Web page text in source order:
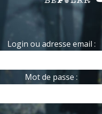
Login ou adresse email :
Mot de passe :